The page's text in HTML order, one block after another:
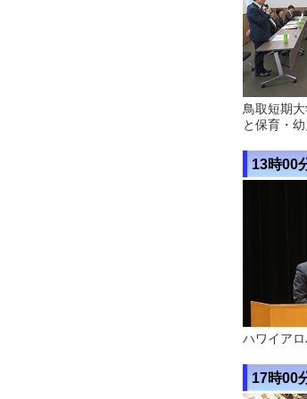
鳥取短期
と保育・
13時00
ハワイア
17時00